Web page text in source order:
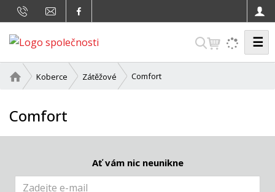
V
a
☰
v
d
r
Koberce Zátěžové Comfort
Comfort
Ať vám nic neunikne